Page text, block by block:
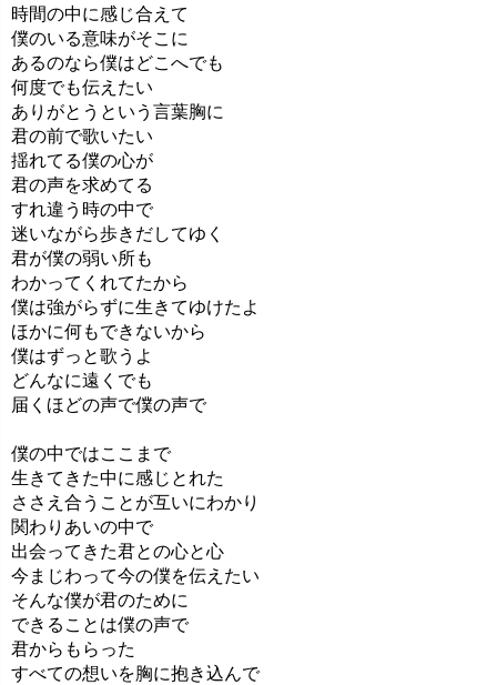
時間の中に感じ合えて
僕のいる意味がそこに
あるのなら僕はどこへでも
何度でも伝えたい
ありがとうという言葉胸に
君の前で歌いたい
揺れてる僕の心が
君の声を求めてる
すれ違う時の中で
迷いながら歩きだしてゆく
君が僕の弱い所も
わかってくれてたから
僕は強がらずに生きてゆけたよ
ほかに何もできないから
僕はずっと歌うよ
どんなに遠くでも
届くほどの声で僕の声で
僕の中ではここまで
生きてきた中に感じとれた
ささえ合うことが互いにわかり
関わりあいの中で
出会ってきた君との心と心
今まじわって今の僕を伝えたい
そんな僕が君のために
できることは僕の声で
君からもらった
すべての想いを胸に抱き込んで